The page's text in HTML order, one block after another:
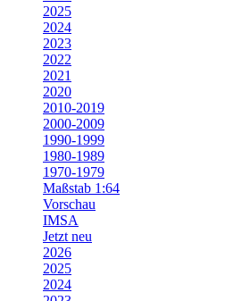
2025
2024
2023
2022
2021
2020
2010-2019
2000-2009
1990-1999
1980-1989
1970-1979
Maßstab 1:64
Vorschau
IMSA
Jetzt neu
2026
2025
2024